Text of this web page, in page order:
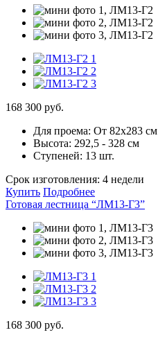
168 300 руб.
Для проема: От 82х283 см
Высота: 292,5 - 328 см
Ступеней: 13 шт.
Срок изготовления: 4 недели
Купить Подробнее
Готовая лестница “ЛМ13-Г3”
168 300 руб.